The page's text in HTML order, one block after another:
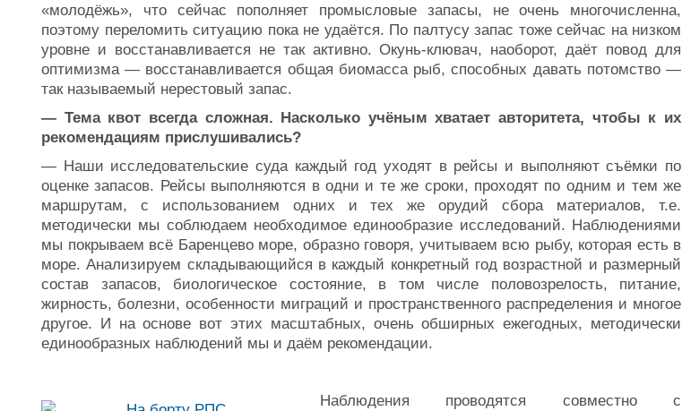
«молодёжь», что сейчас пополняет промысловые запасы, не очень многочисленна,
поэтому переломить ситуацию пока не удаётся. По палтусу запас тоже сейчас на низком
уровне и восстанавливается не так активно. Окунь-клювач, наоборот, даёт повод для
оптимизма — восстанавливается общая биомасса рыб, способных давать потомство —
так называемый нерестовый запас.
— Тема квот всегда сложная. Насколько учёным хватает авторитета, чтобы к их
рекомендациям прислушивались?
— Наши исследовательские суда каждый год уходят в рейсы и выполняют съёмки по
оценке запасов. Рейсы выполняются в одни и те же сроки, проходят по одним и тем же
маршрутам, с использованием одних и тех же орудий сбора материалов, т.е.
методически мы соблюдаем необходимое единообразие исследований. Наблюдениями
мы покрываем всё Баренцево море, образно говоря, учитываем всю рыбу, которая есть в
море. Анализируем складывающийся в каждый конкретный год возрастной и размерный
состав запасов, биологическое состояние, в том числе половозрелость, питание,
жирность, болезни, особенности миграций и пространственного распределения и многое
другое. И на основе вот этих масштабных, очень обширных ежегодных, методически
единообразных наблюдений мы и даём рекомендации.
Наблюдения проводятся совместно с